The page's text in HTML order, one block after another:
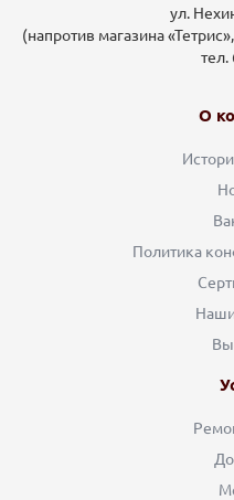
ул.
(напротив магазина
тел.
О
Политика